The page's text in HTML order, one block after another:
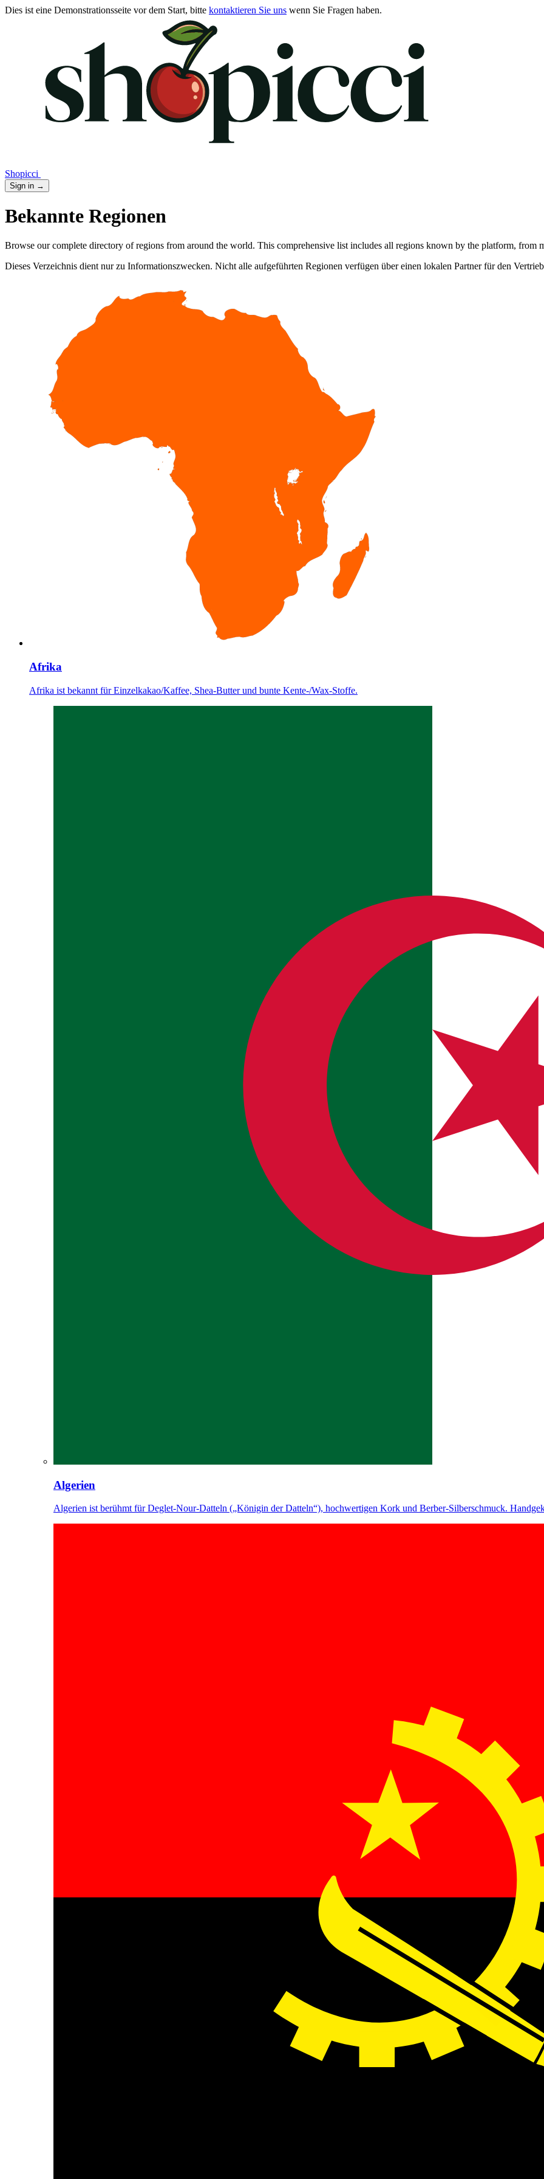
Dies ist eine Demonstrationsseite vor dem Start, bitte kontaktieren Sie uns wenn Sie Fragen haben.
Shopicci
Sign in →
Bekannte Regionen
Browse our complete directory of regions from around the world. This comprehensive list includes all regions known by the platform, from
Dieses Verzeichnis dient nur zu Informationszwecken. Nicht alle aufgeführten Regionen verfügen über einen lokalen Partner für den
Afrika
Afrika ist bekannt für Einzelkakao/Kaffee, Shea-Butter und bunte Kente-/Wax-Stoffe.
Algerien
Algerien ist berühmt für Deglet-Nour-Datteln („Königin der Datteln“), hochwertigen Kork und Berber-Silberschmuck.